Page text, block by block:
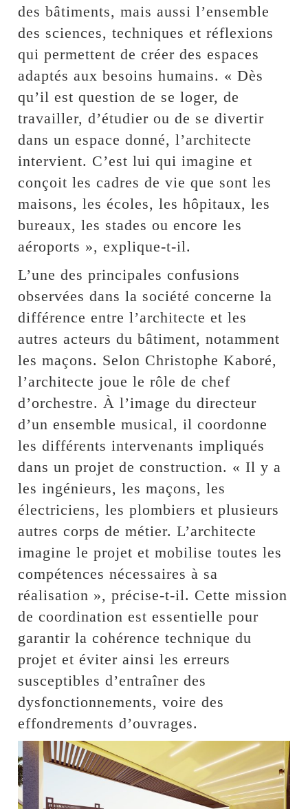
des bâtiments, mais aussi l’ensemble
des sciences, techniques et réflexions
qui permettent de créer des espaces
adaptés aux besoins humains. « Dès
qu’il est question de se loger, de
travailler, d’étudier ou de se divertir
dans un espace donné, l’architecte
intervient. C’est lui qui imagine et
conçoit les cadres de vie que sont les
maisons, les écoles, les hôpitaux, les
bureaux, les stades ou encore les
aéroports », explique-t-il.
L’une des principales confusions
observées dans la société concerne la
différence entre l’architecte et les
autres acteurs du bâtiment, notamment
les maçons. Selon Christophe Kaboré,
l’architecte joue le rôle de chef
d’orchestre. À l’image du directeur
d’un ensemble musical, il coordonne
les différents intervenants impliqués
dans un projet de construction. « Il y a
les ingénieurs, les maçons, les
électriciens, les plombiers et plusieurs
autres corps de métier. L’architecte
imagine le projet et mobilise toutes les
compétences nécessaires à sa
réalisation », précise-t-il. Cette mission
de coordination est essentielle pour
garantir la cohérence technique du
projet et éviter ainsi les erreurs
susceptibles d’entraîner des
dysfonctionnements, voire des
effondrements d’ouvrages.